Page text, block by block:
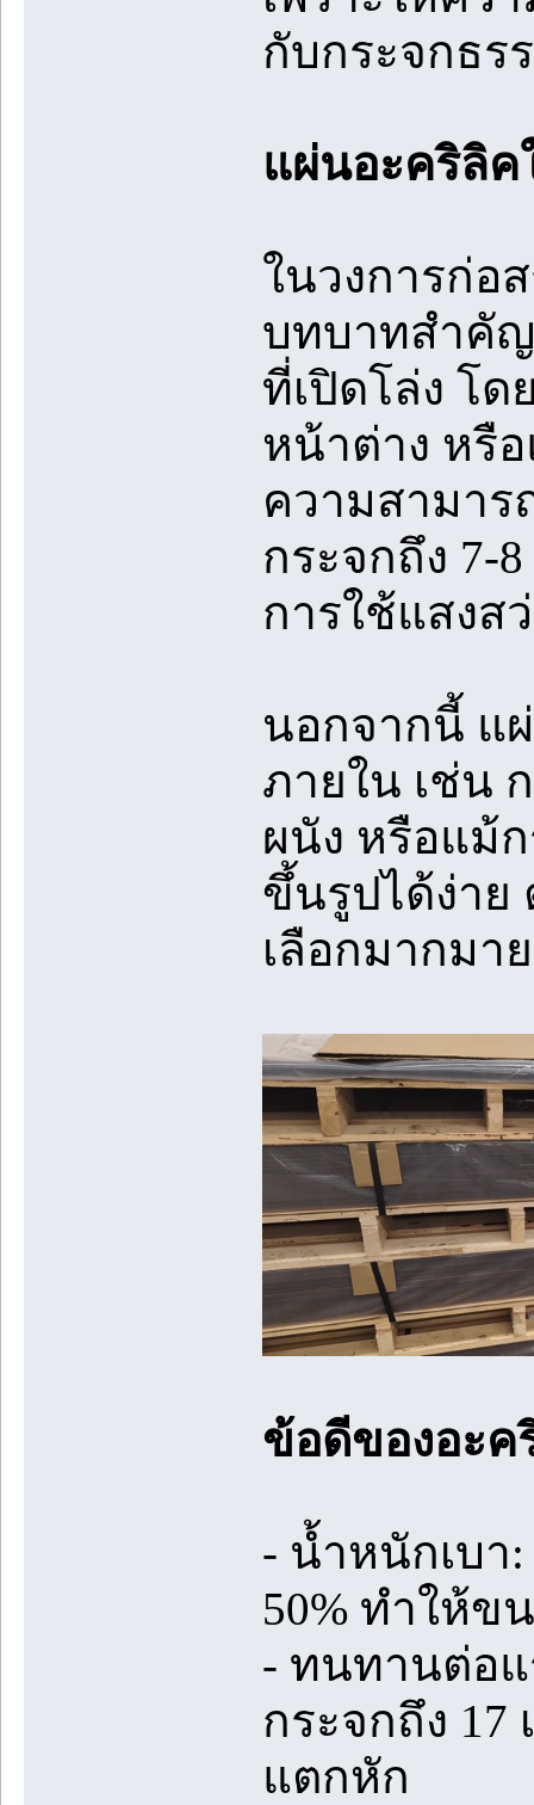
กับกระจกธร
แผ่นอะคริลิค
ในวงการก่อ
บทบาทสำคัญ
ที่เปิดโล่ง โด
หน้าต่าง หรื
ความสามาร
กระจกถึง 7-
การใช้แสงส
นอกจากนี้ แ
ภายใน เช่น
ผนัง หรือแม้
ขึ้นรูปได้ง่าย
เลือกมากมาย
ข้อดีของอะค
- น้ำหนักเบา
50% ทำให้ข
- ทนทานต่อแ
กระจกถึง 17
แตกหัก